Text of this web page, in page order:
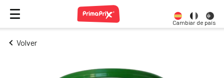
Cambiar de país
Volver